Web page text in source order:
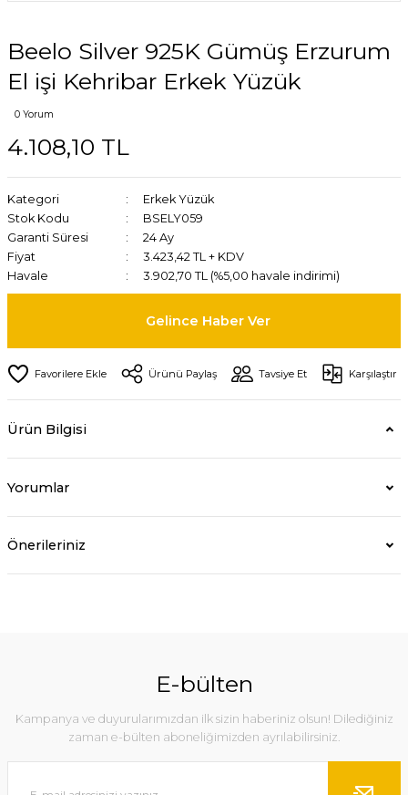
Beelo Silver 925K Gümüş Erzurum
El işi Kehribar Erkek Yüzük
0 Yorum
4.108,10 TL
Kategori
Erkek Yüzük
Stok Kodu
BSELY059
Garanti Süresi
24 Ay
Fiyat
3.423,42 TL + KDV
Havale
3.902,70 TL (%5,00 havale indirimi)
Gelince Haber Ver
Ürünü Paylaş Tavsiye Et Karşılaştır
Ürün Bilgisi
Yorumlar
Önerileriniz
E-bülten
Kampanya ve duyurularımızdan ilk sizin haberiniz olsun! Dilediğiniz
zaman e-bülten aboneliğimizden ayrılabilirsiniz.